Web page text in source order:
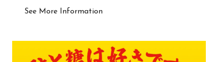
See More Information